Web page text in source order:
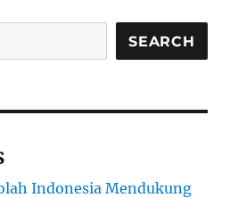
di
Daerah
Terpencil
SEARCH
Indonesia Mendukung